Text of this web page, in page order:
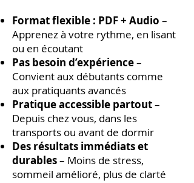
Format flexible : PDF + Audio –
Apprenez à votre rythme, en lisant
ou en écoutant
Pas besoin d’expérience–
Convient aux débutants comme
aux pratiquants avancés
Pratique accessible partout–
Depuis chez vous, dans les
transports ou avant de dormir
Des résultats immédiats et
durables– Moins de stress,
sommeil amélioré, plus de clarté